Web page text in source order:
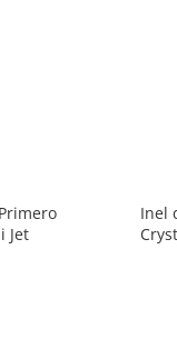
Jet
Inel